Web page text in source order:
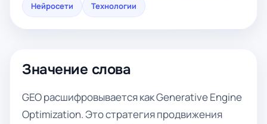
Нейросети Технологии
Значение слова
GEO расшифровывается как Generative Engine
Optimization. Это стратегия продвижения